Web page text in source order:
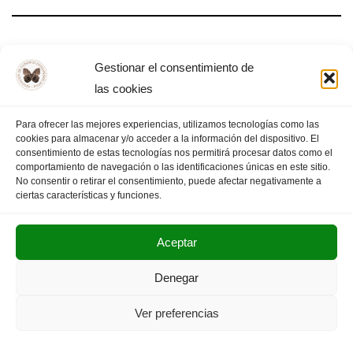
Gestionar el consentimiento de
las cookies
Para ofrecer las mejores experiencias, utilizamos tecnologías como las
cookies para almacenar y/o acceder a la información del dispositivo. El
consentimiento de estas tecnologías nos permitirá procesar datos como el
comportamiento de navegación o las identificaciones únicas en este sitio.
No consentir o retirar el consentimiento, puede afectar negativamente a
ciertas características y funciones.
Aceptar
Denegar
Ver preferencias
Día Mundial de la Filosofía – Almendralejo,
2025
1 2 3 … 13 PÁGINA SIGUIENTE
POLITICA DE PRIVACIDAD
AVISO LEGAL